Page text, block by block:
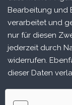
Bearbeitung und
verarbeitet und
nur für diesen
jederzeit durch
widerrufen.
dieser Daten